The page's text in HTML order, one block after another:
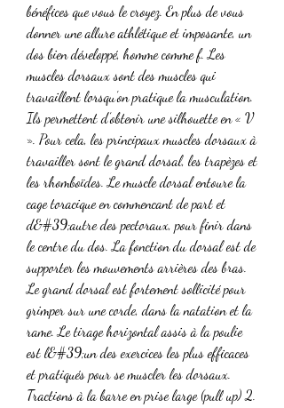
bénéfices que vous le croyez. En plus de vous
donner une allure athlétique et imposante, un
dos bien développé, homme comme f. Les
muscles dorsaux sont des muscles qui
travaillent lorsqu’on pratique la musculation.
Ils permettent d’obtenir une silhouette en « V
». Pour cela, les principaux muscles dorsaux à
travailler sont le grand dorsal, les trapèzes et
les rhomboïdes. Le muscle dorsal entoure la
cage toracique en commencant de part et
d&#39;autre des pectoraux, pour finir dans
le centre du dos. La fonction du dorsal est de
supporter les mouvements arrières des bras.
Le grand dorsal est fortement sollicité pour
grimper sur une corde, dans la natation et la
rame. Le tirage horizontal assis à la poulie
est l&#39;un des exercices les plus efficaces
et pratiqués pour se muscler les dorsaux.
Tractions à la barre en prise large (pull up) 2.